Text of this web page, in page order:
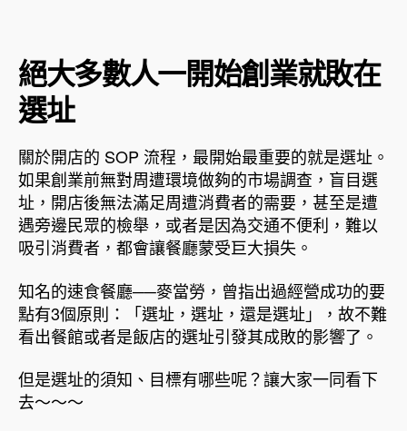
絕大多數人一開始創業就敗在
選址
關於開店的 SOP 流程，最開始最重要的就是選址。
如果創業前無對周遭環境做夠的市場調查，盲目選
址，開店後無法滿足周遭消費者的需要，甚至是遭
遇旁邊民眾的檢舉，或者是因為交通不便利，難以
吸引消費者，都會讓餐廳蒙受巨大損失。
知名的速食餐廳──麥當勞，曾指出過經營成功的要
點有3個原則：「選址，選址，還是選址」，故不難
看出餐館或者是飯店的選址引發其成敗的影響了。
但是選址的須知、目標有哪些呢？讓大家一同看下
去～～～